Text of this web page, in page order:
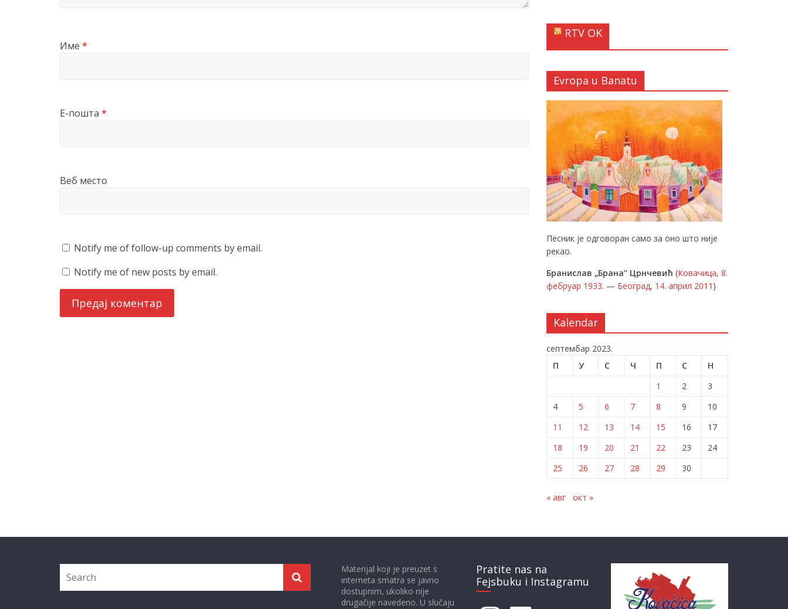
Име *
Е-пошта *
Веб место
Notify me of follow-up comments by email.
Notify me of new posts by email.
RTV OK
Evropa u Banatu
Песник је одговоран само за оно што није
рекао.
Бранислав „Брана” Црнчевић (Ковачица, 8.
фебруар 1933. — Београд, 14. април 2011 )
Kalendar
септембар 2023.
П
У С Ч П С
Н
1
2
3
4
5 6 7 8 9
10
11
12 13 14 15 16
17
18
19 20 21 22 23
24
25
26 27 28 29 30
« авг окт »
Materijal koji je preuzet s
interneta smatra se javno
dostupnim, ukoliko nije
drugačije navedeno. U slučaju
Pratite nas na
Fejsbuku i Instagramu